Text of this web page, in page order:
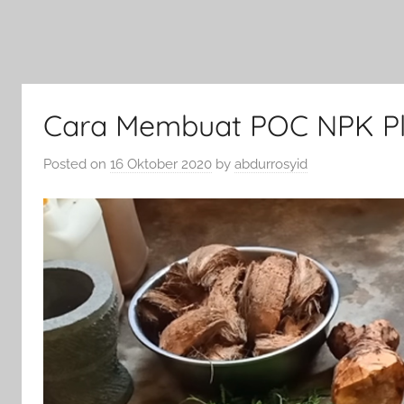
Cara Membuat POC NPK
Posted on 16 Oktober 2020 by abdurrosyid